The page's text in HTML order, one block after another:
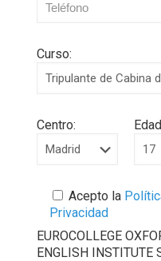
Curso:
Centro:
Acepto la
Privacidad
EUROCOLLEGE
ENGLISH INSTITUTE